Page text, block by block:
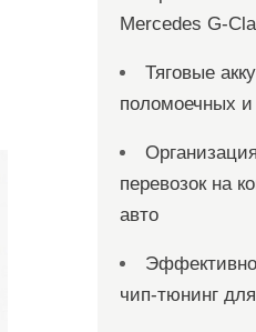
Mercedes G-
Тяговые
поломоечных
перевозок на
авто
чип-тюнинг